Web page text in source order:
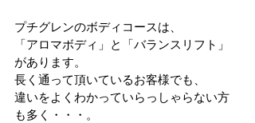
プチグレンのボディコースは、
「アロマボディ」と「バランスリフト」
があります。
長く通って頂いているお客様でも、
違いをよくわかっていらっしゃらない方
も多く・・・。